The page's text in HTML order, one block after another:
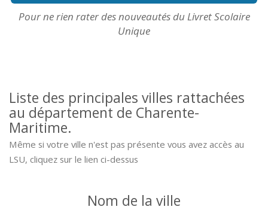
Pour ne rien rater des nouveautés du Livret Scolaire
Unique
Liste des principales villes rattachées
au département de Charente-
Maritime.
Même si votre ville n'est pas présente vous avez accès au
LSU, cliquez sur le lien ci-dessus
Nom de la ville